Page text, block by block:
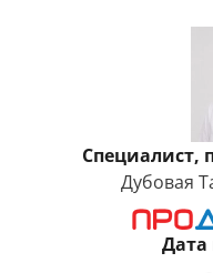
Специалист,
Дубовая
Дата